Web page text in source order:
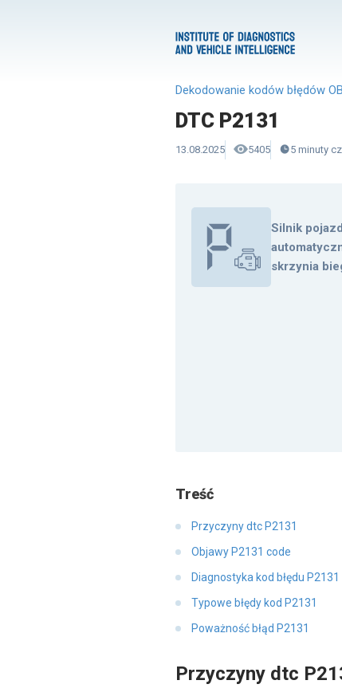
Dekodowanie kodów błędów
DTC P2131
13.08.2025 5405 5 minuty
Silnik
skrzynia
Treść
Przyczyny dtc P2131
Objawy P2131 code
Diagnostyka kod błędu P2131
Typowe błędy kod P2131
Poważność błąd P2131
Przyczyny dtc